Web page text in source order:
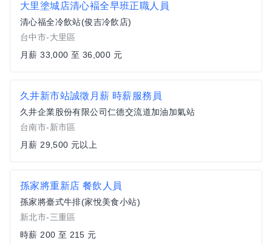
大里塗城店清心褔全早班正職人員
清心福全冷飲站(俊吉冷飲店)
台中市-大里區
月薪 33,000 至 36,000 元
久井新市站誠徵月薪 時薪服務員
久井企業股份有限公司仁德交流道加油加氣站
台南市-新市區
月薪 29,500 元以上
孫家將重新店 餐飲人員
孫家將臺式牛排(家悅美食小站)
新北市-三重區
時薪 200 至 215 元